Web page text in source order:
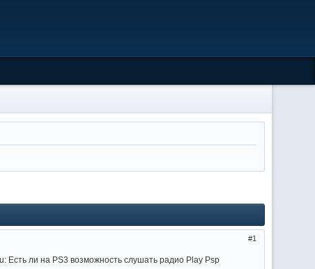
1
ли на PS3 возможность слушать радио Play Psp